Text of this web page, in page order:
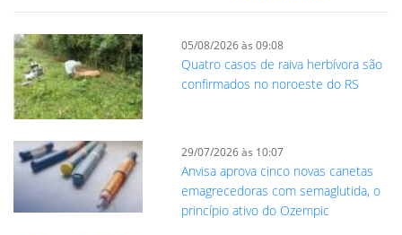
05/08/2026 às 09:08
Quatro casos de raiva herbívora são
confirmados no noroeste do RS
29/07/2026 às 10:07
Anvisa aprova cinco novas canetas
emagrecedoras com semaglutida, o
princípio ativo do Ozempic